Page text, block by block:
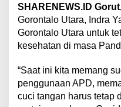
SHARENEWS.ID
Gorontalo Utara, Indra
Gorontalo Utara untuk
kesehatan di masa
“Saat ini kita memang
penggunaan APD,
cuci tangan harus tetap